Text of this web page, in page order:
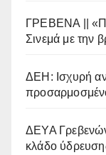
ΓΡΕΒΕΝΑ ||
Σινεμά με την
ΔΕΗ: Ισχυρή
ΔΕΥΑ
κλάδο